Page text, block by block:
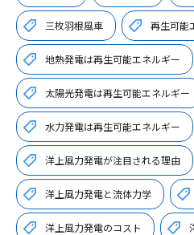
三枚羽根風車 再生可能
地熱発電は再生可能エネルギー
太陽光発電は再生可能エネルギー
水力発電は再生可能エネルギー
洋上風力発電が注目される理由
洋上風力発電と流体力学
洋上風力発電のコスト